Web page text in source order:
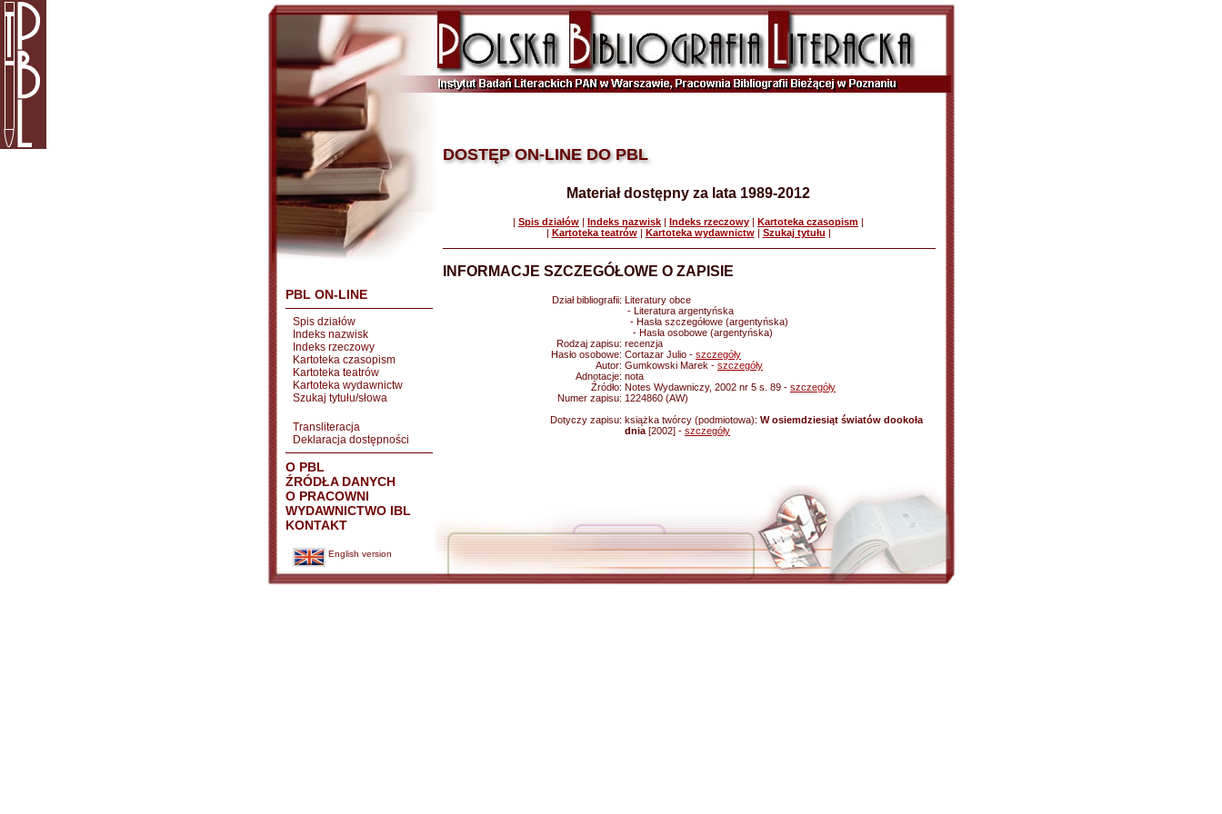
PBL ON-LINE
Spis działów
Indeks nazwisk
Indeks rzeczowy
Kartoteka czasopism
Kartoteka teatrów
Kartoteka wydawnictw
Szukaj tytułu/słowa
Transliteracja
Deklaracja dostępności
O PBL
ŹRÓDŁA DANYCH
O PRACOWNI
WYDAWNICTWO IBL
KONTAKT
English version
DOSTĘP ON-LINE DO PBL
Materiał dostępny za lata 1989-2012
| Spis działów | Indeks nazwisk | Indeks rzeczowy | Kartoteka czasopism |
| Kartoteka teatrów| Kartoteka wydawnictw| Szukaj tytułu |
INFORMACJE SZCZEGÓŁOWE O ZAPISIE
Dział bibliografii: Literatury obce
- Literatura argentyńska
- Hasła szczegółowe (argentyńska)
- Hasła osobowe (argentyńska)
Rodzaj zapisu: recenzja
Hasło osobowe: Cortazar Julio - szczegóły
Autor: Gumkowski Marek - szczegóły
Adnotacje: nota
Źródło: Notes Wydawniczy, 2002 nr 5 s. 89 - szczegóły
Numer zapisu: 1224860 (AW)
Dotyczy zapisu: książka twórcy (podmiotowa): W osiemdziesiąt światów dookoła
dnia [2002] - szczegóły